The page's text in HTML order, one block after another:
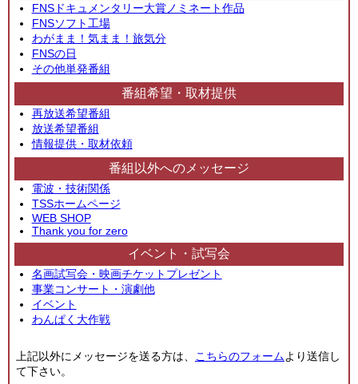
FNSドキュメンタリー大賞ノミネート作品
FNSソフト工場
わがまま！気まま！旅気分
FNSの日
その他単発番組
番組希望・取材提供
再放送希望番組
放送希望番組
情報提供・取材依頼
番組以外へのメッセージ
電波・技術関係
TSSホームページ
WEB SHOP
Thank you for zero
イベント・試写会
名画試写会・映画チケットプレゼント
事業コンサート・演劇他
イベント
わんぱく大作戦
上記以外にメッセージを送る方は、 こちらのフォームより送信し
て下さい。